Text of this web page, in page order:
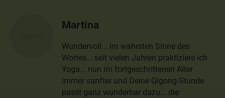
Martina
Wundervoll... im wahrsten Sinne des
Wortes... seit vielen Jahren praktiziere ich
Yoga... nun im fortgeschrittenen Alter
immer sanfter und Deine Qigong-Stunde
passt ganz wunderbar dazu... die